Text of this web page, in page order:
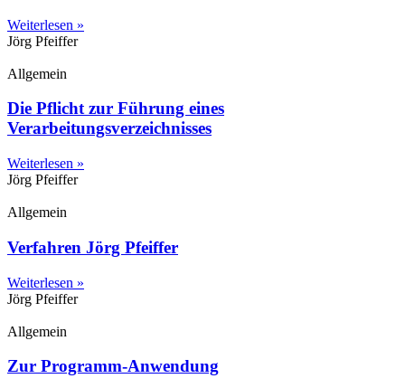
Weiterlesen »
Jörg Pfeiffer
Allgemein
Die Pflicht zur Führung eines
Verarbeitungsverzeichnisses
Weiterlesen »
Jörg Pfeiffer
Allgemein
Verfahren Jörg Pfeiffer
Weiterlesen »
Jörg Pfeiffer
Allgemein
Zur Programm-Anwendung